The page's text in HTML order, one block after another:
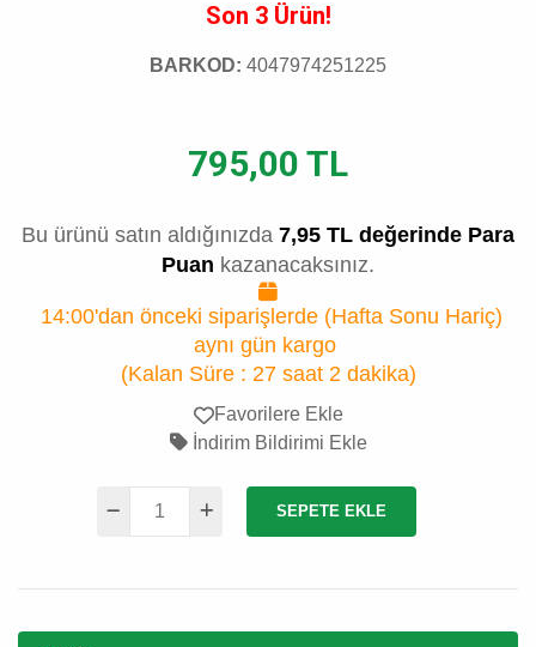
Son 3 Ürün!
BARKOD: 4047974251225
795,00 TL
Bu ürünü satın aldığınızda 7,95 TL değerinde Para
Puan kazanacaksınız.
14:00'dan önceki siparişlerde (Hafta Sonu Hariç)
aynı gün kargo
(Kalan Süre : 27 saat 2 dakika)
Favorilere Ekle
İndirim Bildirimi Ekle
SEPETE EKLE